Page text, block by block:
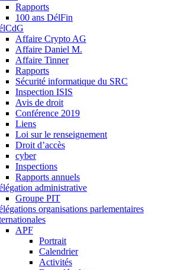
Rapports
100 ans DélFin
Affaire Crypto AG
Affaire Daniel M.
Affaire Tinner
Rapports
Sécurité informatique du SRC
Inspection ISIS
Avis de droit
Conférence 2019
Liens
Loi sur le renseignement
Droit d’accès
cyber
Inspections
Rapports annuels
administrative
Groupe PIT
organisations parlementaires
APF
Portrait
Calendrier
Activités